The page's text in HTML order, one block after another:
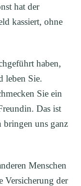
hat der
kassiert, ohne
haben,
leben Sie.
Sie ein
Das ist
uns ganz
Menschen
Versicherung der